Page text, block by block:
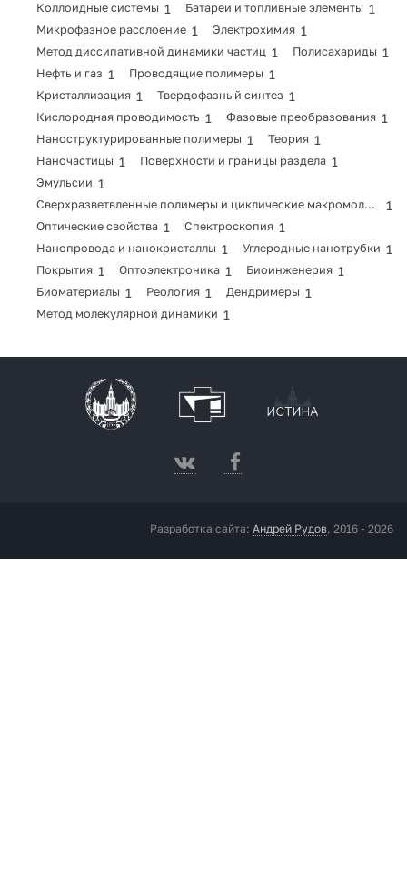
1
Коллоидные системы 1
Батареи и топливные элементы
1
Микрофазное расслоение 1
Электрохимия
1
Метод диссипативной динамики частиц 1
Полисахариды
1
Нефть и газ 1
Проводящие полимеры
1
Кристаллизация 1
Твердофазный синтез
1
Кислородная проводимость 1
Фазовые преобразования
1
Наноструктурированные полимеры 1
Теория
1
Наночастицы 1
Поверхности и границы раздела
1
Эмульсии
1
Сверхразветвленные полимеры и циклические макромолекулы
1
Оптические свойства 1
Спектроскопия
1
Нанопровода и нанокристаллы 1
Углеродные нанотрубки
1
Покрытия 1
Оптоэлектроника 1
Биоинженерия
1
Биоматериалы 1
Реология 1
Дендримеры
1
Метод молекулярной динамики
Разработка сайта: Андрей Рудов, 2016 - 2026